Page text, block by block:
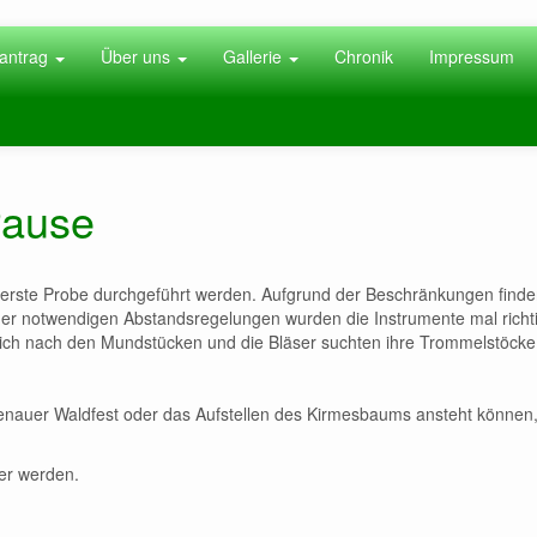
Über uns Gallerie Chronik Impressum
Probe durchgeführt werden. Aufgrund der Beschränkungen
notwendigen Abstandsregelungen wurden die Instrumente mal
nach den Mundstücken und die Bläser suchten ihre
Waldfest oder das Aufstellen des Kirmesbaums ansteht
werden.